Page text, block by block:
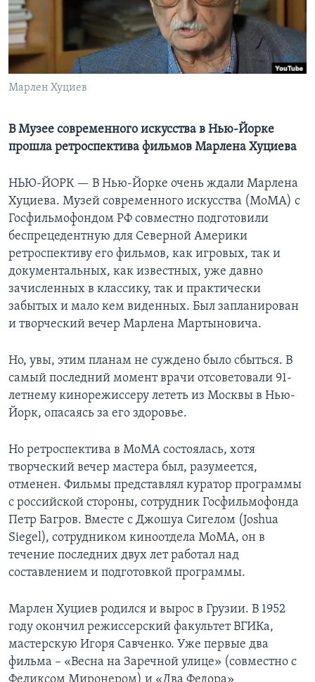
Learning English
СОЦИАЛЬНЫЕ СЕТИ
Языки
Марлен Хуциев
В Музее современного искусства в Нью-Йорке
прошла ретроспектива фильмов Марлена Хуциева
НЬЮ-ЙОРК — В Нью-Йорке очень ждали Марлена
Хуциева. Музей современного искусства (MoMA) с
Госфильмофондом РФ совместно подготовили
беспрецедентную для Северной Америки
ретроспективу его фильмов, как игровых, так и
документальных, как известных, уже давно
зачисленных в классику, так и практически
забытых и мало кем виденных. Был запланирован
и творческий вечер Марлена Мартыновича.
Но, увы, этим планам не суждено было сбыться. В
самый последний момент врачи отсоветовали 91-
летнему кинорежиссеру лететь из Москвы в Нью-
Йорк, опасаясь за его здоровье.
Но ретроспектива в MoMA состоялась, хотя
творческий вечер мастера был, разумеется,
отменен. Фильмы представлял куратор программы
с российской стороны, сотрудник Госфильмофонда
Петр Багров. Вместе с Джошуа Сигелом (Joshua
Siegel), сотрудником киноотдела MoMA, он в
течение последних двух лет работал над
составлением и подготовкой программы.
Марлен Хуциев родился и вырос в Грузии. В 1952
году окончил режиссерский факультет ВГИКа,
мастерскую Игоря Савченко. Уже первые два
фильма – «Весна на Заречной улице» (совместно с